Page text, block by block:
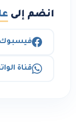
انضم إلى
فيسبوك
قناة